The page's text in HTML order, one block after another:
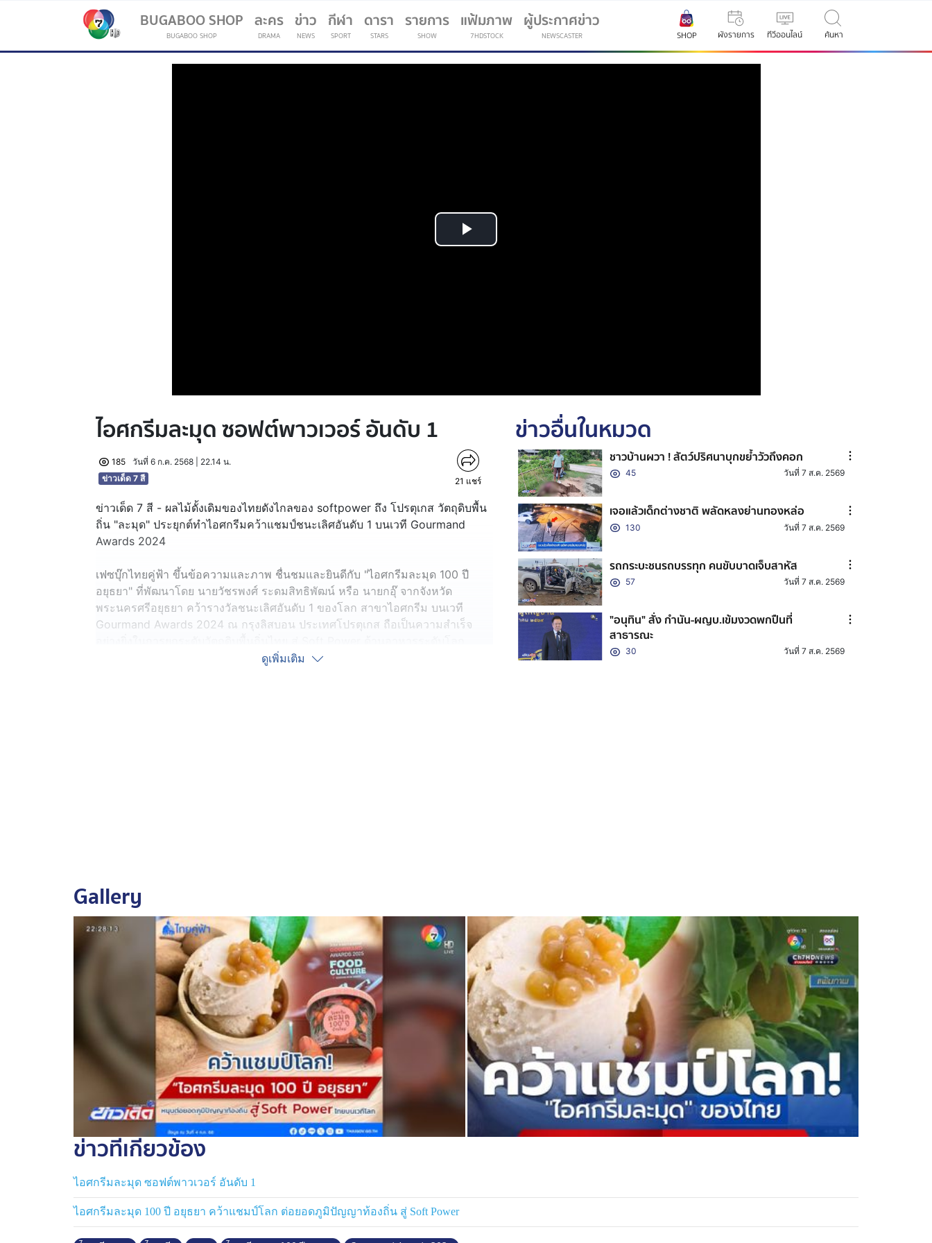
BUGABOO SHOP
BUGABOO SHOP
ละคร
DRAMA
ข่าว
NEWS
กีฬา
SPORT
(current)
ดารา
STARS
รายการ
SHOW
แฟ้มภาพ
7HDSTOCK
ผู้ประกาศข่าว
NEWSCASTER SHOP ผังรายการ ทีวีออนไลน์ ค้นหา
Play
ไอศกรีมละมุด ซอฟต์พาวเวอร์ อันดับ 1
185
วันที่ 6 ก.ค. 2568 | 22.14 น.
ข่าวเด็ด 7 สี
21 แชร์
ข่าวเด็ด 7 สี - ผลไม้ดั้งเดิมของไทยดังไกลของ softpower ถึง โปรตุเกส วัตถุดิบพื้น
ถิ่น "ละมุด" ประยุกต์ทำไอศกรีมคว้าแชมป์ชนะเลิศอันดับ 1 บนเวที Gourmand
Awards 2024
เฟซบุ๊กไทยคู่ฟ้า ขึ้นข้อความและภาพ ชื่นชมและยินดีกับ "ไอศกรีมละมุด 100 ปี
อยุธยา" ที่พัฒนาโดย นายวัชรพงศ์ ระดมสิทธิพัฒน์ หรือ นายกอุ๊ จากจังหวัด
พระนครศรีอยุธยา คว้ารางวัลชนะเลิศอันดับ 1 ของโลก สาขาไอศกรีม บนเวที
Gourmand Awards 2024 ณ กรุงลิสบอน ประเทศโปรตุเกส ถือเป็นความสำเร็จ
ดูเพิ่มเติม
ข่าวอื่นในหมวด
ชาวบ้านผวา ! สัตว์ปริศนาบุกขย้ำวัวถึงคอก
45 วันที่ 7 ส.ค. 2569
เจอแล้วเด็กต่างชาติ พลัดหลงย่านทองหล่อ
130 วันที่ 7 ส.ค. 2569
รถกระบะชนรถบรรทุก คนขับบาดเจ็บสาหัส
57 วันที่ 7 ส.ค. 2569
"อนุทิน" สั่ง กำนัน-ผญบ.เข้มงวดพกปืนที่
สาธารณะ
30 วันที่ 7 ส.ค. 2569
Gallery
ข่าวที่เกี่ยวข้อง
ไอศกรีมละมุด ซอฟต์พาวเวอร์ อันดับ 1
ไอศกรีมละมุด 100 ปี อยุธยา คว้าแชมป์โลก ต่อยอดภูมิปัญญาท้องถิ่น สู่ Soft Power